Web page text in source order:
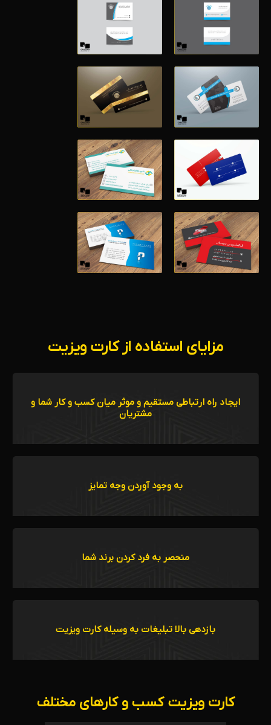
مزایای استفاده از کارت ویزیت
ایجاد راه ارتباطی مستقیم و موثر میان کسب و کار شما و
مشتریان
به وجود آوردن وجه تمایز
منحصر به فرد کردن برند شما
بازدهی بالا تبلیغات به وسیله کارت ویزیت
کارت ویزیت کسب و کارهای مختلف